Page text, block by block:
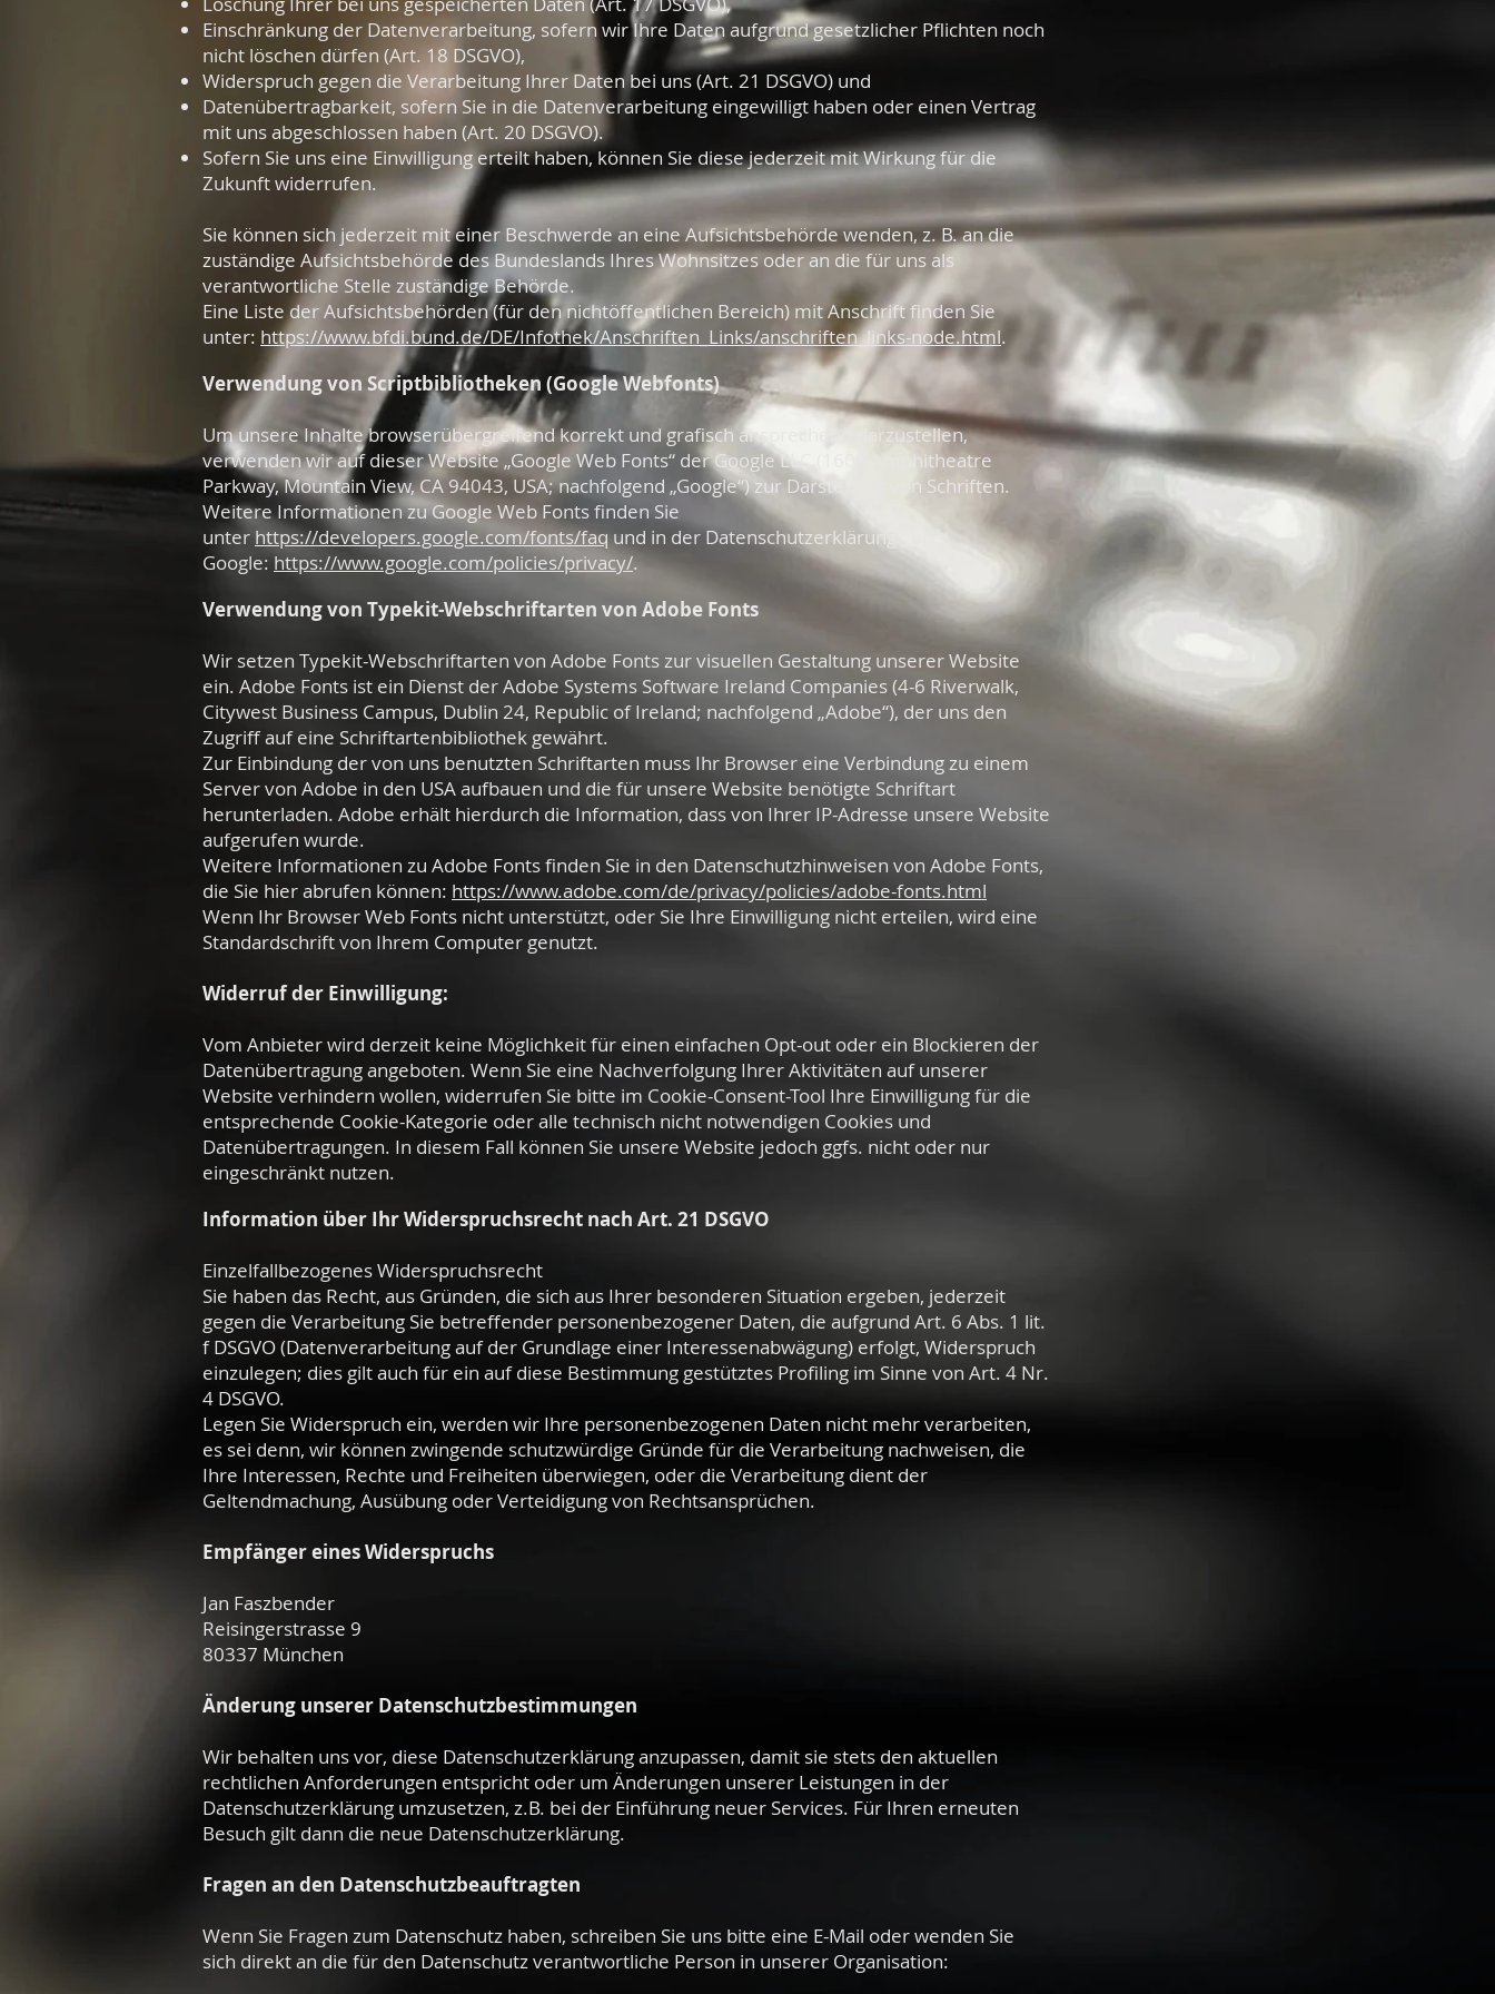
Einschränkung der Datenverarbeitung, sofern wir Ihre Daten aufgrund gesetzlicher Pflichten noch
nicht löschen dürfen (Art. 18 DSGVO),
Widerspruch gegen die Verarbeitung Ihrer Daten bei uns (Art. 21 DSGVO) und
Datenübertragbarkeit, sofern Sie in die Datenverarbeitung eingewilligt haben oder einen Vertrag
mit uns abgeschlossen haben (Art. 20 DSGVO).
Sofern Sie uns eine Einwilligung erteilt haben, können Sie diese jederzeit mit Wirkung für die
Zukunft widerrufen.
Sie können sich jederzeit mit einer Beschwerde an eine Aufsichtsbehörde wenden, z. B. an die
zuständige Aufsichtsbehörde des Bundeslands Ihres Wohnsitzes oder an die für uns als
verantwortliche Stelle zuständige Behörde.
Eine Liste der Aufsichtsbehörden (für den nichtöffentlichen Bereich) mit Anschrift finden Sie
unter: https://www.bfdi.bund.de/DE/Infothek/Anschriften_Links/anschriften_links-node.html.
Verwendung von Scriptbibliotheken (Google Webfonts)
Um unsere Inhalte browserübergreifend korrekt und grafisch ansprechend darzustellen,
verwenden wir auf dieser Website „Google Web Fonts“ der Google LLC (1600 Amphitheatre
Parkway, Mountain View, CA 94043, USA; nachfolgend „Google“) zur Darstellung von Schriften.
Weitere Informationen zu Google Web Fonts finden Sie
unter https://developers.google.com/fonts/faq und in der Datenschutzerklärung von
Google: https://www.google.com/policies/privacy/.
Verwendung von Typekit-Webschriftarten von Adobe Fonts
Wir setzen Typekit-Webschriftarten von Adobe Fonts zur visuellen Gestaltung unserer Website
ein. Adobe Fonts ist ein Dienst der Adobe Systems Software Ireland Companies (4-6 Riverwalk,
Citywest Business Campus, Dublin 24, Republic of Ireland; nachfolgend „Adobe“), der uns den
Zugriff auf eine Schriftartenbibliothek gewährt.
Zur Einbindung der von uns benutzten Schriftarten muss Ihr Browser eine Verbindung zu einem
Server von Adobe in den USA aufbauen und die für unsere Website benötigte Schriftart
herunterladen. Adobe erhält hierdurch die Information, dass von Ihrer IP-Adresse unsere Website
aufgerufen wurde.
Weitere Informationen zu Adobe Fonts finden Sie in den Datenschutzhinweisen von Adobe Fonts,
die Sie hier abrufen können: https://www.adobe.com/de/privacy/policies/adobe-fonts.html
Wenn Ihr Browser Web Fonts nicht unterstützt, oder Sie Ihre Einwilligung nicht erteilen, wird eine
Standardschrift von Ihrem Computer genutzt.
Widerruf der Einwilligung:
Vom Anbieter wird derzeit keine Möglichkeit für einen einfachen Opt-out oder ein Blockieren der
Datenübertragung angeboten. Wenn Sie eine Nachverfolgung Ihrer Aktivitäten auf unserer
Website verhindern wollen, widerrufen Sie bitte im Cookie-Consent-Tool Ihre Einwilligung für die
entsprechende Cookie-Kategorie oder alle technisch nicht notwendigen Cookies und
Datenübertragungen. In diesem Fall können Sie unsere Website jedoch ggfs. nicht oder nur
eingeschränkt nutzen.
Information über Ihr Widerspruchsrecht nach Art. 21 DSGVO
Einzelfallbezogenes Widerspruchsrecht
Sie haben das Recht, aus Gründen, die sich aus Ihrer besonderen Situation ergeben, jederzeit
gegen die Verarbeitung Sie betreffender personenbezogener Daten, die aufgrund Art. 6 Abs. 1 lit.
f DSGVO (Datenverarbeitung auf der Grundlage einer Interessenabwägung) erfolgt, Widerspruch
einzulegen; dies gilt auch für ein auf diese Bestimmung gestütztes Profiling im Sinne von Art. 4 Nr.
4 DSGVO.
Legen Sie Widerspruch ein, werden wir Ihre personenbezogenen Daten nicht mehr verarbeiten,
es sei denn, wir können zwingende schutzwürdige Gründe für die Verarbeitung nachweisen, die
Ihre Interessen, Rechte und Freiheiten überwiegen, oder die Verarbeitung dient der
Geltendmachung, Ausübung oder Verteidigung von Rechtsansprüchen.
Empfänger eines Widerspruchs
Jan Faszbender
Reisingerstrasse 9
80337 München
Änderung unserer Datenschutzbestimmungen
Wir behalten uns vor, diese Datenschutzerklärung anzupassen, damit sie stets den aktuellen
rechtlichen Anforderungen entspricht oder um Änderungen unserer Leistungen in der
Datenschutzerklärung umzusetzen, z.B. bei der Einführung neuer Services. Für Ihren erneuten
Besuch gilt dann die neue Datenschutzerklärung.
Fragen an den Datenschutzbeauftragten
Wenn Sie Fragen zum Datenschutz haben, schreiben Sie uns bitte eine E-Mail oder wenden Sie
sich direkt an die für den Datenschutz verantwortliche Person in unserer Organisation: